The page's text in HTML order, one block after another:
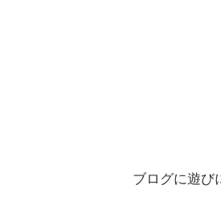
ブログに遊び